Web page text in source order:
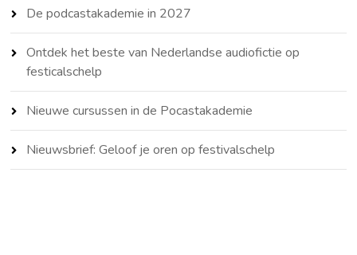
De podcastakademie in 2027
Ontdek het beste van Nederlandse audiofictie op
festicalschelp
Nieuwe cursussen in de Pocastakademie
Nieuwsbrief: Geloof je oren op festivalschelp